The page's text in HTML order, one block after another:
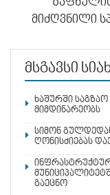
მიძღვნილი
მსგავსი
ხაშურში
მიმდინარეობს
სიმონ
ღონისძიებას
გაეცნო